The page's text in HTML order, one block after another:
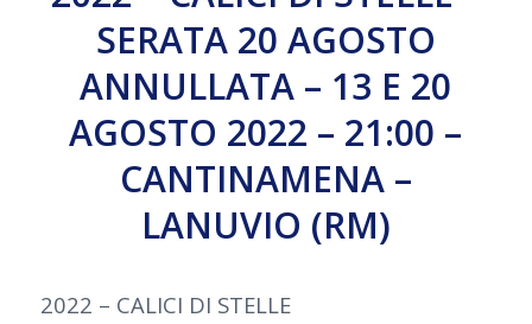
SERATA 20 AGOSTO
ANNULLATA – 13 E 20
AGOSTO 2022 – 21:00 –
CANTINAMENA –
LANUVIO (RM)
2022 – CALICI DI STELLE